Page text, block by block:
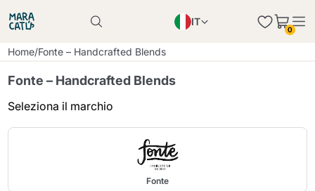
IT
0
Home/Fonte – Handcrafted Blends
Fonte – Handcrafted Blends
Seleziona il marchio
Fonte
Il prodotto è stato aggiunto con successo al
Il prodotto è stato aggiunto con successo al
Continua a fare acquisti
Continua a fare acquisti
Aggiungi la quantità minima consentita
Continua a fare acquisti